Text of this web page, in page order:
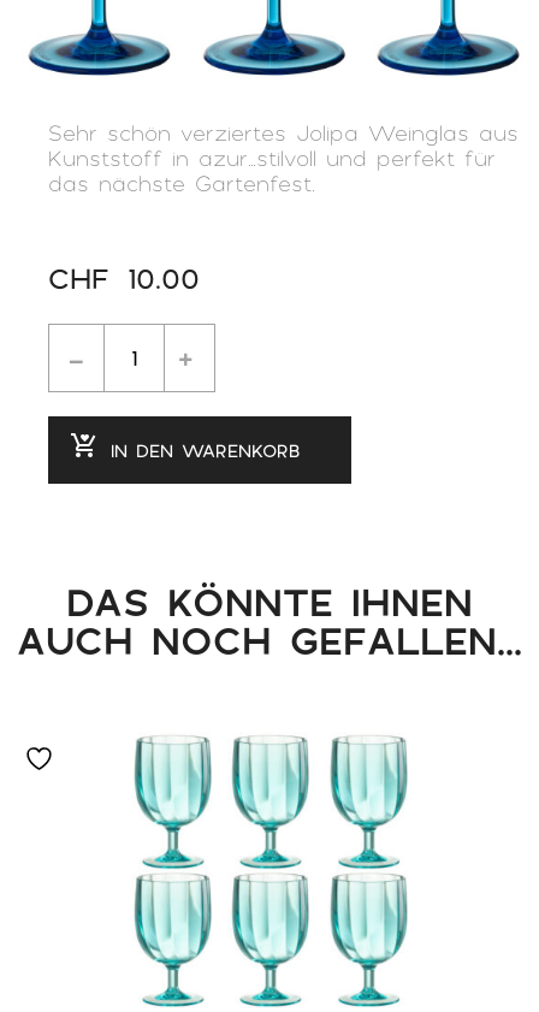
Sehr schön verziertes Jolipa Weinglas aus
Kunststoff in azur…stilvoll und perfekt für
das nächste Gartenfest.
CHF 10.00
IN DEN WARENKORB
DAS KÖNNTE IHNEN
AUCH NOCH GEFALLEN...